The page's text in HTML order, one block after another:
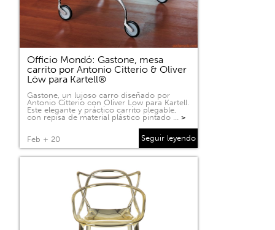
Officio Mondó: Gastone, mesa
carrito por Antonio Citterio & Oliver
Löw para Kartell®
Gastone, un lujoso carro diseñado por
Antonio Citterio con Oliver Low para Kartell.
Este elegante y práctico carrito plegable,
con repisa de material plástico pintado … >
Feb + 20 Seguir leyendo